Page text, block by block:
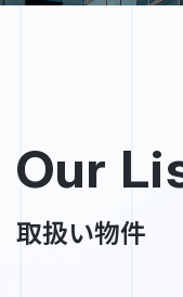
Our
取扱い物件